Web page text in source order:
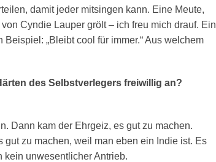
damit jeder mitsingen kann. Eine Meute,
von Cyndie Lauper grölt – ich freu mich drauf. Ein
„Bleibt cool für immer.“ Aus welchem
des Selbstverlegers freiwillig an?
Dann kam der Ehrgeiz, es gut zu machen.
gut zu machen, weil man eben ein Indie ist. Es
kein unwesentlicher Antrieb.